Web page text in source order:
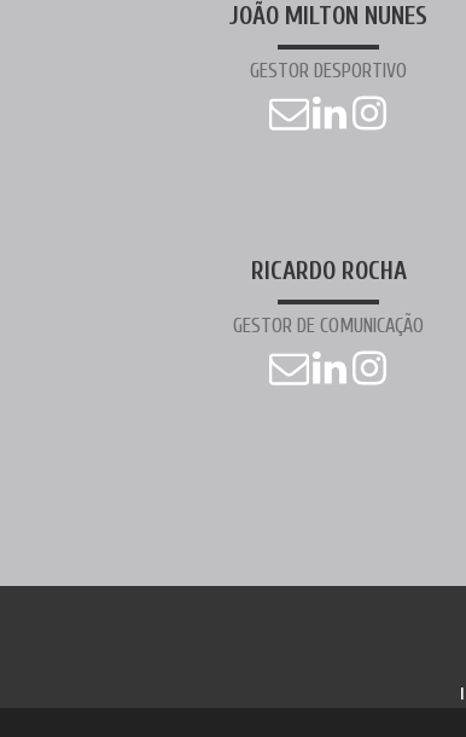
JOÃO MILTON NUNES
GESTOR DESPORTIVO
RICARDO ROCHA
GESTOR DE COMUNICAÇÃO